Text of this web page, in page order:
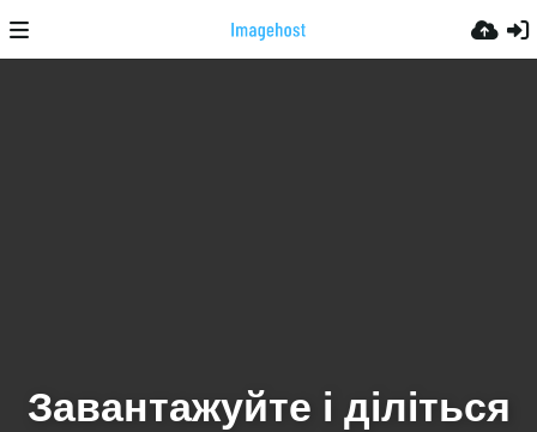
Завантажуйте і діліться